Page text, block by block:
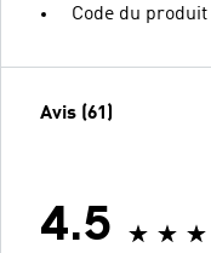
Code du produit
Avis (61)
4.5